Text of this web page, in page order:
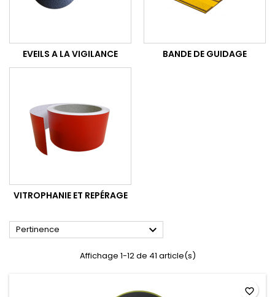
EVEILS A LA VIGILANCE BANDE DE GUIDAGE
VITROPHANIE ET REPÉRAGE
Pertinence 
Affichage 1-12 de 41 article(s)
favorite_border